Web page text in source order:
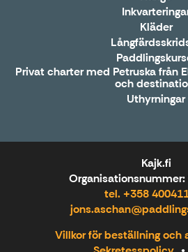
Kläder
Privat charter med Petruska från
och
Uthyrningar
Kajk.fi
tel. +358
Villkor för beställning och